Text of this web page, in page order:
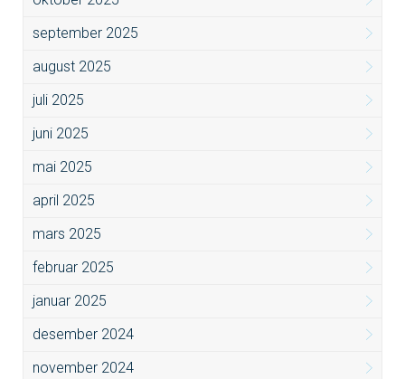
september 2025
august 2025
juli 2025
juni 2025
mai 2025
april 2025
mars 2025
februar 2025
januar 2025
desember 2024
november 2024